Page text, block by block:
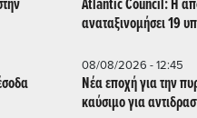
Atlantic Council: Η
αναταξινομήσει 19
08/08/2026 - 12:45
Νέα εποχή για την
καύσιμο για